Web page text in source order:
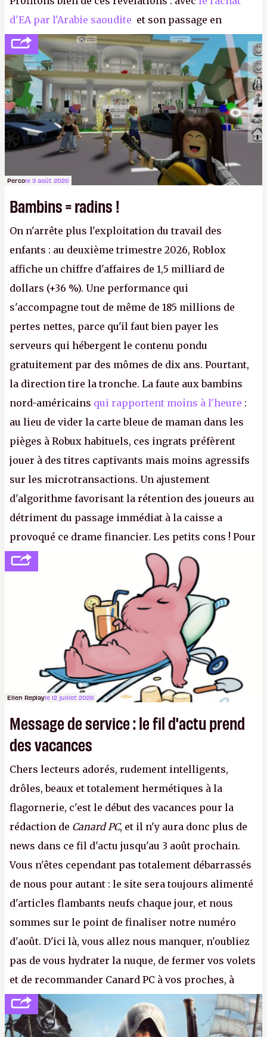
d'EA par l'Arabie saoudite et son passage en
société privée, l'éditeur n'aura bientôt plus
l'obligation de publier ses bilans. Encore une
victoire pour la transparence.P.
Percole 3 août 2026
Bambins = radins !
On n'arrête plus l'exploitation du travail des
enfants : au deuxième trimestre 2026, Roblox
affiche un chiffre d'affaires de 1,5 milliard de
dollars (+36 %). Une performance qui
s'accompagne tout de même de 185 millions de
pertes nettes, parce qu'il faut bien payer les
serveurs qui hébergent le contenu pondu
gratuitement par des mômes de dix ans. Pourtant,
la direction tire la tronche. La faute aux bambins
nord-américains qui rapportent moins à l'heure :
au lieu de vider la carte bleue de maman dans les
pièges à Robux habituels, ces ingrats préfèrent
jouer à des titres captivants mais moins agressifs
sur les microtransactions. Un ajustement
d'algorithme favorisant la rétention des joueurs au
détriment du passage immédiat à la caisse a
provoqué ce drame financier. Les petits cons ! Pour
se consoler, le PDG David Baszucki peut compter
sur le déblocage du jeu en Russie et l'explosion des
joueurs majeurs (+32 %). L'avenir appartient donc
aux adultes, qui ne sont jamais que des enfants
avec du pouvoir d'achat.P.
Ellen Replayle 12 juillet 2026
Message de service : le fil d'actu prend
des vacances
Chers lecteurs adorés, rudement intelligents,
drôles, beaux et totalement hermétiques à la
flagornerie, c'est le début des vacances pour la
rédaction de Canard PC, et il n'y aura donc plus de
news dans ce fil d'actu jusqu'au 3 août prochain.
Vous n'êtes cependant pas totalement débarrassés
de nous pour autant : le site sera toujours alimenté
d'articles flambants neufs chaque jour, et nous
sommes sur le point de finaliser notre numéro
d'août. D'ici là, vous allez nous manquer, n'oubliez
pas de vous hydrater la nuque, de fermer vos volets
et de recommander Canard PC à vos proches, à
votre famille et aux inconnus que vous croisez
dans la rue. Bon été à tous ! –ER.